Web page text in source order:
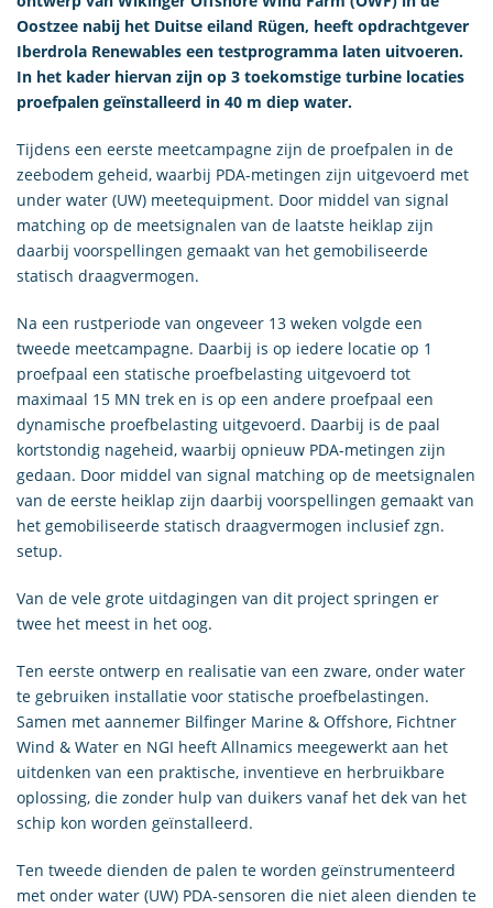
Oostzee nabij het Duitse eiland Rügen, heeft opdrachtgever
Iberdrola Renewables een testprogramma laten uitvoeren.
In het kader hiervan zijn op 3 toekomstige turbine locaties
proefpalen geïnstalleerd in 40 m diep water.
Tijdens een eerste meetcampagne zijn de proefpalen in de
zeebodem geheid, waarbij PDA-metingen zijn uitgevoerd met
under water (UW) meetequipment. Door middel van signal
matching op de meetsignalen van de laatste heiklap zijn
daarbij voorspellingen gemaakt van het gemobiliseerde
statisch draagvermogen.
Na een rustperiode van ongeveer 13 weken volgde een
tweede meetcampagne. Daarbij is op iedere locatie op 1
proefpaal een statische proefbelasting uitgevoerd tot
maximaal 15 MN trek en is op een andere proefpaal een
dynamische proefbelasting uitgevoerd. Daarbij is de paal
kortstondig nageheid, waarbij opnieuw PDA-metingen zijn
gedaan. Door middel van signal matching op de meetsignalen
van de eerste heiklap zijn daarbij voorspellingen gemaakt van
het gemobiliseerde statisch draagvermogen inclusief zgn.
setup.
Van de vele grote uitdagingen van dit project springen er
twee het meest in het oog.
Ten eerste ontwerp en realisatie van een zware, onder water
te gebruiken installatie voor statische proefbelastingen.
Samen met aannemer Bilfinger Marine & Offshore, Fichtner
Wind & Water en NGI heeft Allnamics meegewerkt aan het
uitdenken van een praktische, inventieve en herbruikbare
oplossing, die zonder hulp van duikers vanaf het dek van het
schip kon worden geïnstalleerd.
Ten tweede dienden de palen te worden geïnstrumenteerd
met onder water (UW) PDA-sensoren die niet aleen dienden te